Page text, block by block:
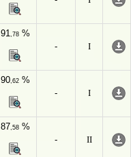
91,78%
-
I
90,62%
-
I
87,58%
-
II